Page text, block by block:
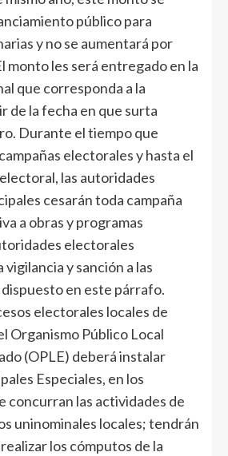
público para
y no se aumentará por
monto les será entregado en la
que corresponda a la
de la fecha en que surta
Durante el tiempo que
electorales y hasta el
las autoridades
cesarán toda campaña
a obras y programas
electorales
y sanción a las
en este párrafo.
electorales locales de
Organismo Público Local
(OPLE) deberá instalar
Especiales, en los
concurran las actividades de
uninominales locales; tendrán
los cómputos de la